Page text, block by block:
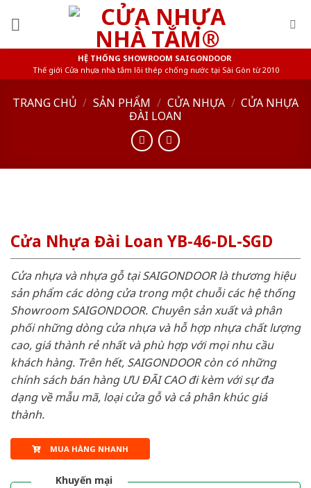
HỆ THỐNG SHOWROOM SAIGONDOOR
Thế giới Cửa nhựa nhà tắm lõi thép chống nước tại Sài Gòn từ 2010
TRANG CHỦ / SẢN PHẨM / CỬA NHỰA / CỬA NHỰA
ĐÀI LOAN
Cửa Nhựa Đài Loan YB-46-DL-SGD
Cửa nhựa và nhựa gỗ tại SAIGONDOOR là thương hiệu
sản phẩm các dòng cửa trong một chuỗi các hệ thống
Showroom SAIGONDOOR. Chuyên sản xuất và phân
phối những dòng cửa nhựa và hỗ hợp nhựa chất lượng
cao, giá thành rẻ nhất và phù hợp với mọi nhu cầu
khách hàng. Trên hết, SAIGONDOOR còn có những
chính sách bán hàng ƯU ĐÃI CAO đi kèm với sự đa
dạng về mẫu mã, loại cửa gỗ và cả phân khúc giá
thành.
MUA HÀNG NHANH
Khuyến mại